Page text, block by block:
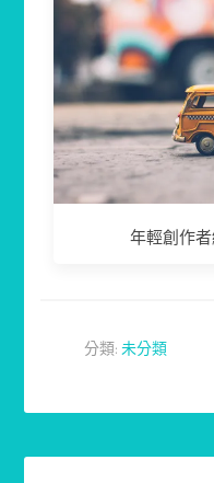
年輕創作
分類:未分類